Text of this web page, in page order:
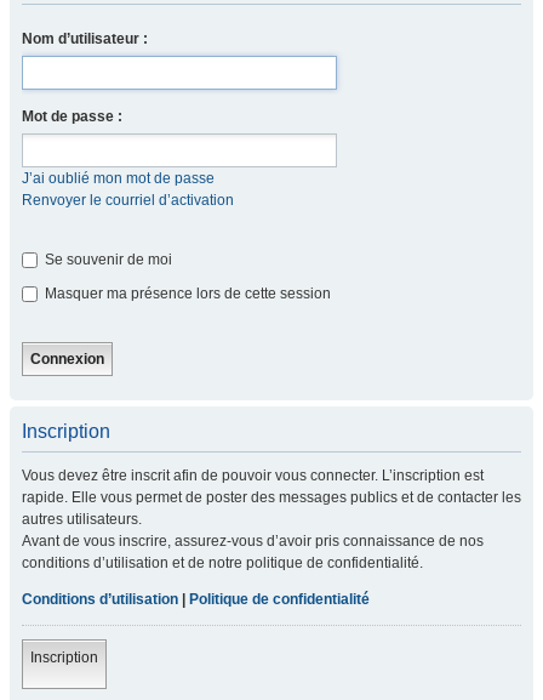
Nom d’utilisateur :
Mot de passe :
J’ai oublié mon mot de passe
Renvoyer le courriel d’activation
Se souvenir de moi
Masquer ma présence lors de cette session
Inscription
Vous devez être inscrit afin de pouvoir vous connecter. L’inscription est
rapide. Elle vous permet de poster des messages publics et de contacter les
autres utilisateurs.
Avant de vous inscrire, assurez-vous d’avoir pris connaissance de nos
conditions d’utilisation et de notre politique de confidentialité.
Conditions d’utilisation Politique de confidentialité
Inscription